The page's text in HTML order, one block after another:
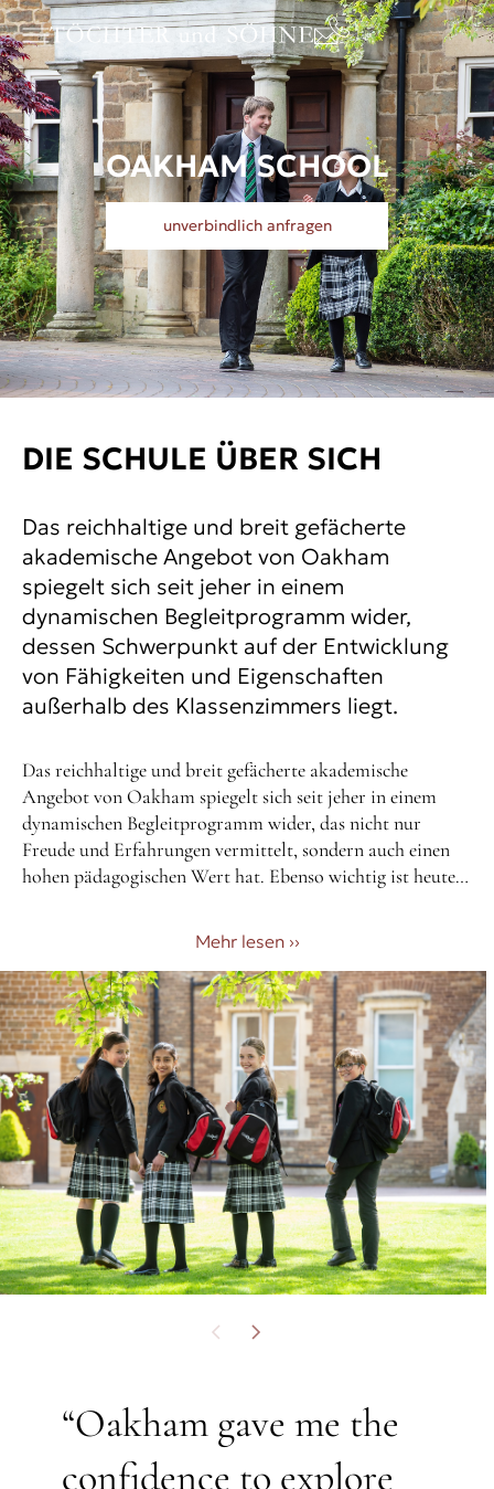
OAKHAM SCHOOL
unverbindlich anfragen
DIE SCHULE ÜBER SICH
Das reichhaltige und breit gefächerte
akademische Angebot von Oakham
spiegelt sich seit jeher in einem
dynamischen Begleitprogramm wider,
dessen Schwerpunkt auf der Entwicklung
von Fähigkeiten und Eigenschaften
außerhalb des Klassenzimmers liegt.
Das reichhaltige und breit gefächerte akademische
Angebot von Oakham spiegelt sich seit jeher in einem
dynamischen Begleitprogramm wider, das nicht nur
Freude und Erfahrungen vermittelt, sondern auch einen
hohen pädagogischen Wert hat. Ebenso wichtig ist heute
in Oakham unterstützt, sondern auch das seelsorgerische
Lernen, das den Schülern Perspektiven und Erwartungen
hinsichtlich der Verhaltensweisen vermittelt, die für ihren
Erfolg und ihr Glück in Oakham und in ihrem
zukünftigen Leben von zentraler Bedeutung sind.
Mehr lesen ››
“Oakham gave me the
confidence to explore